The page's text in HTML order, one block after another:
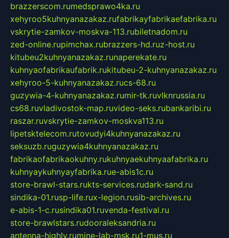
brazzerscom.rumedsprawo4ka.ru
xehyroo5kuhnyanazakaz.rufabrikayfabrikaefabrika.ru
vskrytie-zamkov-moskva-113.rubiletnadom.ru
zed-online.rupimchax.rubrazzers-hd.ruz-host.ru
kitubeu2kuhnyanazakaz.runaperekate.ru
kuhnyaofabrikaufabrik.rukitubeu-2-kuhnyanazakaz.ru
xehyroo-5-kuhnyanazakaz.rucs-68.ru
guzywia-4-kuhnyanazakaz.rumir-tk.ruvlknrussia.ru
cs68.ruvladivostok-map.ruvideo-seks.rubankaribi.ru
raszar.ruvskrytie-zamkov-moskva113.ru
lipetsktelecom.rutovudyi4kuhnyanazakaz.ru
seksuzb.ruguzywia4kuhnyanazakaz.ru
fabrikaofabrikaokuhny.rukuhnyaekuhnyaafabrika.ru
kuhnyaykuhnyayfabrika.rue-abis1c.ru
store-brawl-stars.rukts-services.rudark-sand.ru
sindika-01.rusp-life.rux-legion.rusib-archives.ru
e-abis-1-c.rusindika01.ruvenda-festival.ru
store-brawlstars.rudooraleksandria.ru
antenna-highly.rumine-lab-msk.ru1-mus.ru